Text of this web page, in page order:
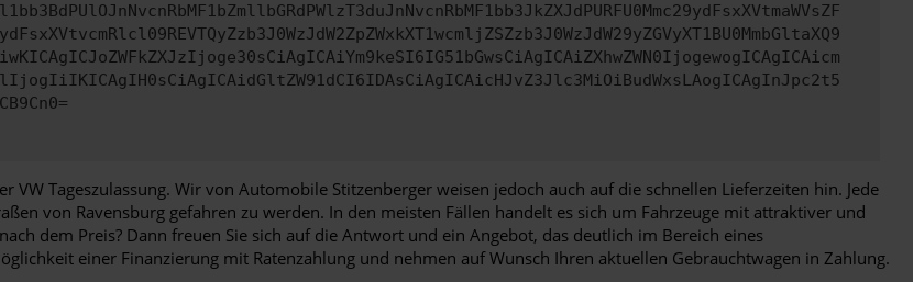
Tageszulassung. Wir von Automobile Stitzenberger weisen jedoch auch auf die schnellen Lieferzeiten hin. Jede
von Ravensburg gefahren zu werden. In den meisten Fällen handelt es sich um Fahrzeuge mit attraktiver und
dem Preis? Dann freuen Sie sich auf die Antwort und ein Angebot, das deutlich im Bereich eines
einer Finanzierung mit Ratenzahlung und nehmen auf Wunsch Ihren aktuellen Gebrauchtwagen in Zahlung.